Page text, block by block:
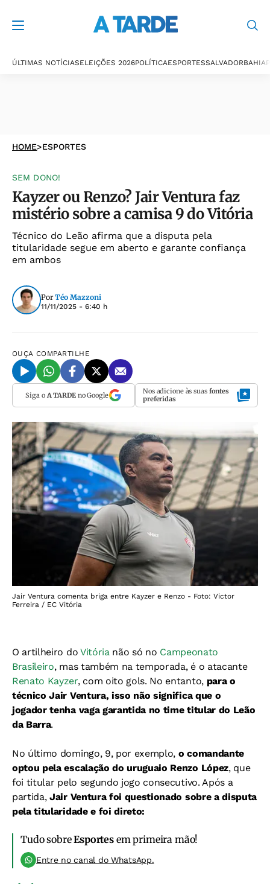
ÚLTIMAS NOTÍCIASELEIÇÕES 2026POLÍTICAESPORTESSALVADORBAHIA
HOME>ESPORTES
SEM DONO!
Kayzer ou Renzo? Jair Ventura faz
mistério sobre a camisa 9 do Vitória
Técnico do Leão afirma que a disputa pela
titularidade segue em aberto e garante confiança
em ambos
Por Téo Mazzoni
11/11/2025 - 6:40 h
OUÇA COMPARTILHE
Siga o A TARDEno Google Nos adicione às suas fontes
preferidas
Jair Ventura comenta briga entre Kayzer e Renzo - Foto: Victor
Ferreira / EC Vitória
O artilheiro do Vitórianão só no Campeonato
Brasileiro, mas também na temporada, é o atacante
Renato Kayzer, com oito gols. No entanto, para o
técnico Jair Ventura, isso não significa que o
jogador tenha vaga garantida no time titular do Leão
da Barra.
No último domingo, 9, por exemplo, o comandante
optou pela escalação do uruguaio Renzo López, que
foi titular pelo segundo jogo consecutivo. Após a
partida,Jair Ventura foi questionado sobre a disputa
pela titularidade e foi direto:
Tudo sobreEsportesem primeira mão!
Entre no canal do WhatsApp.